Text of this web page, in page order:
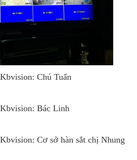
Chú Tuấn
Bác Linh
Cơ sở hàn sắt chị Nhung